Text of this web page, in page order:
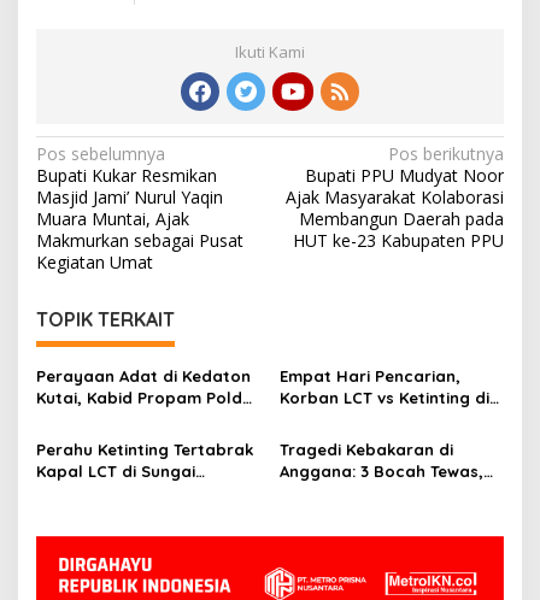
Ikuti Kami
Navigasi
pos
Pos sebelumnya
Bupati Kukar Resmikan
Masjid Jami’ Nurul Yaqin
Muara Muntai, Ajak
Makmurkan sebagai Pusat
Kegiatan Umat
Pos berikutnya
Bupati PPU Mudyat Noor
Ajak Masyarakat Kolaborasi
Membangun Daerah pada
HUT ke-23 Kabupaten PPU
TOPIK TERKAIT
Perayaan Adat di Kedaton
Kutai, Kabid Propam Polda
Empat Hari Pencarian,
Korban LCT vs Ketinting di
Ditemukan
Perahu Ketinting Tertabrak
Kapal LCT di Sungai
Orang Hilang
Tragedi Kebakaran di
Anggana: 3 Bocah Tewas,